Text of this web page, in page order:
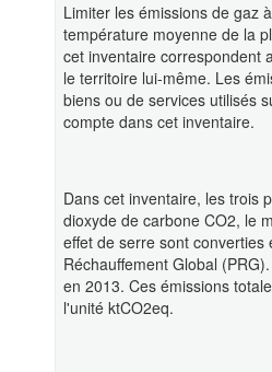
Limiter les émissions de gaz
température moyenne de la
cet inventaire correspondent
le territoire lui-même. Les
biens ou de services utilisés
compte dans cet inventaire.
Dans cet inventaire, les trois
dioxyde de carbone CO2, le
effet de serre sont
Réchauffement Global
en 2013. Ces émissions
l'unité ktCO2eq.